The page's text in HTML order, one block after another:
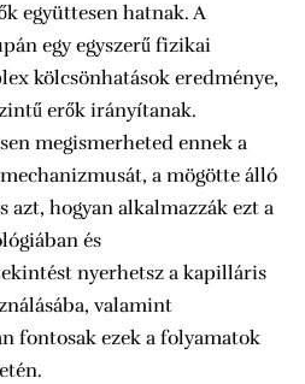
együttesen hatnak. A
egy egyszerű fizikai
kölcsönhatások eredménye,
erők irányítanak.
megismerheted ennek a
a mögötte álló
azt, hogyan alkalmazzák ezt a
és
nyerhetsz a kapilláris
valamint
fontosak ezek a folyamatok